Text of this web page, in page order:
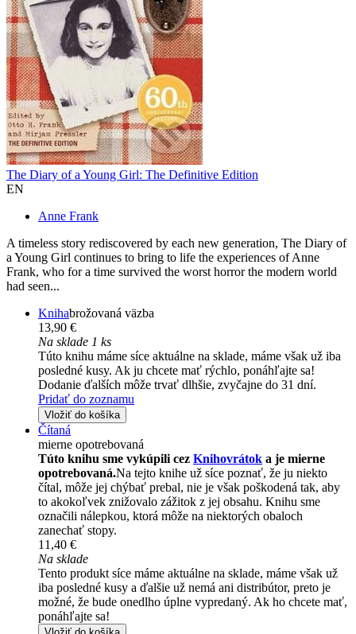
The Diary of a Young Girl: The Definitive Edition
EN
Anne Frank
A timeless story rediscovered by each new generation, The Diary of
a Young Girl continues to bring to life the experiences of Anne
Frank, who for a time survived the worst horror the modern world
had seen...
Knihabrožovaná väzba
13,90 €
Na sklade 1 ks
Túto knihu máme síce aktuálne na sklade, máme však už iba
posledné kusy. Ak ju chcete mať rýchlo, ponáhľajte sa!
Dodanie ďalších môže trvať dlhšie, zvyčajne do 31 dní.
Pridať do zoznamu
Vložiť do košíka
Čítaná
mierne opotrebovaná
Túto knihu sme vykúpili cez Knihovrátok a je mierne
opotrebovaná.Na tejto knihe už síce poznať, že ju niekto
čítal, môže jej chýbať prebal, nie je však poškodená tak, aby
to akokoľvek znižovalo zážitok z jej obsahu. Knihu sme
označili nálepkou, ktorá môže na niektorých obaloch
zanechať stopy.
11,40 €
Na sklade
Tento produkt síce máme aktuálne na sklade, máme však už
iba posledné kusy a ďalšie už nemá ani distribútor, preto je
možné, že bude onedlho úplne vypredaný. Ak ho chcete mať,
ponáhľajte sa!